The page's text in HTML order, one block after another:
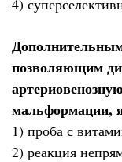
4)
позволяющим
мальформации,
1) проба с
2) реакция